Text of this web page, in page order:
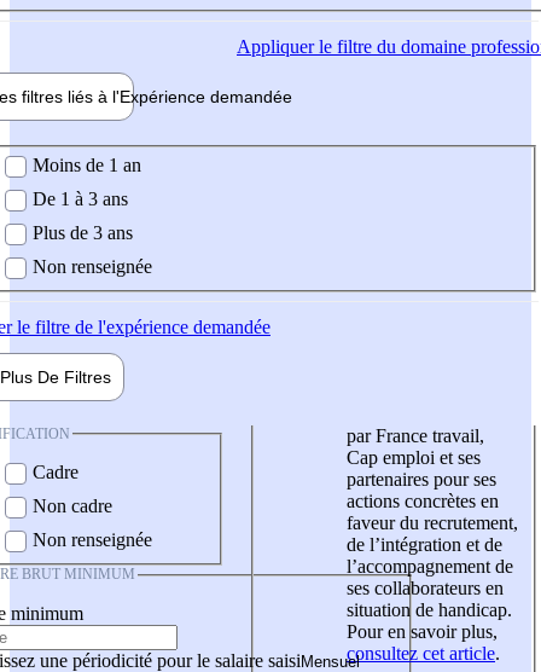
Appliquerle filtre du domaine
filtres liés à l'Expérience demandée
demandée
Moins de 1 an
De 1 à 3 ans
Plus de 3 ans
Non renseignée
le filtre de l'expérience demandée
Plus De Filtres
Cadre
Non cadre
Non renseignée
BRUT MINIMUM
minimum
une périodicité pour le salaire saisi
par France travail,
Cap emploi et ses
partenaires pour ses
actions concrètes en
faveur du recrutement,
de l’intégration et de
l’accompagnement de
ses collaborateurs en
situation de handicap.
Pour en savoir plus,
consultez cet article.